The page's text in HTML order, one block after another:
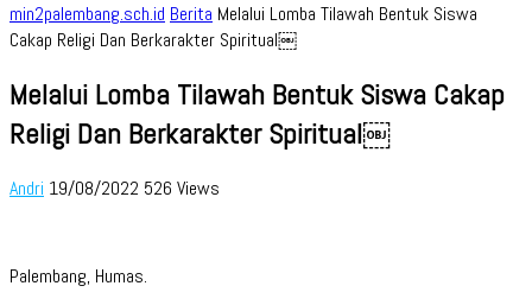
min2palembang.sch.id Berita Melalui Lomba Tilawah Bentuk Siswa
Cakap Religi Dan Berkarakter Spiritual￼
Melalui Lomba Tilawah Bentuk Siswa Cakap
Religi Dan Berkarakter Spiritual￼
Andri 19/08/2022 526 Views
Palembang, Humas.